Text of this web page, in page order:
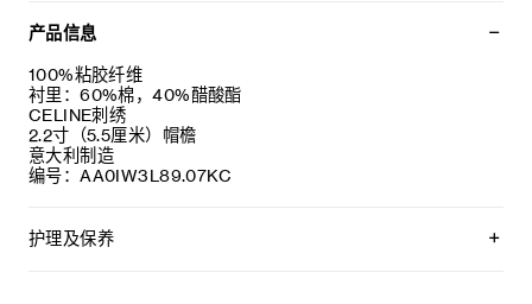
产品信息
100%粘胶纤维
衬里：60%棉，40%醋酸酯
CELINE刺绣
2.2寸（5.5厘米）帽檐
意大利制造
编号：AA0IW3L89.07KC
护理及保养